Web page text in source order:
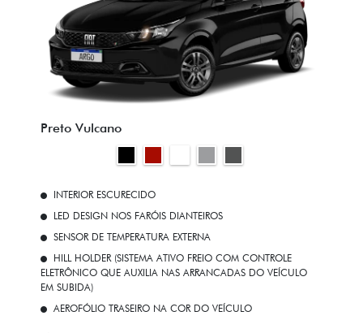
Preto Vulcano
INTERIOR ESCURECIDO
LED DESIGN NOS FARÓIS DIANTEIROS
SENSOR DE TEMPERATURA EXTERNA
HILL HOLDER (SISTEMA ATIVO FREIO COM CONTROLE
ELETRÔNICO QUE AUXILIA NAS ARRANCADAS DO VEÍCULO
EM SUBIDA)
AEROFÓLIO TRASEIRO NA COR DO VEÍCULO